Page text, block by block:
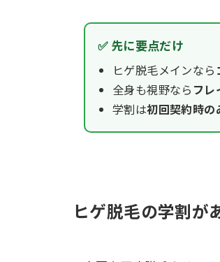
✅ 先に要点だけ
ヒゲ脱毛メインなら
全身も視野なら フレ
学割は初回契約時の
ヒゲ脱毛の学割が